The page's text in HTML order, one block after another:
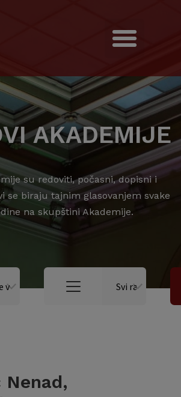
AKADEMIJE
su redoviti, počasni, dopisni i
se biraju tajnim glasovanjem svake
na skupštini Akademije.